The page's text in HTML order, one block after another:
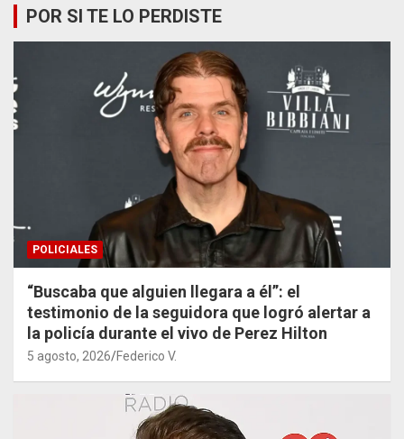
POR SI TE LO PERDISTE
POLICIALES
“Buscaba que alguien llegara a él”: el
testimonio de la seguidora que logró alertar a
la policía durante el vivo de Perez Hilton
5 agosto, 2026 Federico V.